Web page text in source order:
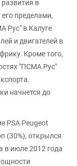
развития в
пределами,
Рус" в Калуге
и двигателей в
Кроме того,
"ПСМА Рус"
начнется до
PSA Peugeot
(30%), открылся
в июле 2012 года